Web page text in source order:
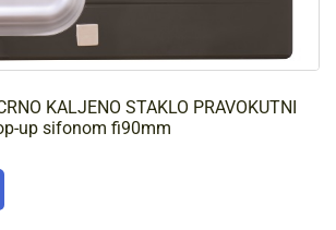
KALJENO STAKLO PRAVOKUTNI
up sifonom fi90mm